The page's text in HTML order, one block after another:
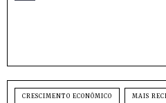
CRESCIMENTO ECONÔMICO MAIS